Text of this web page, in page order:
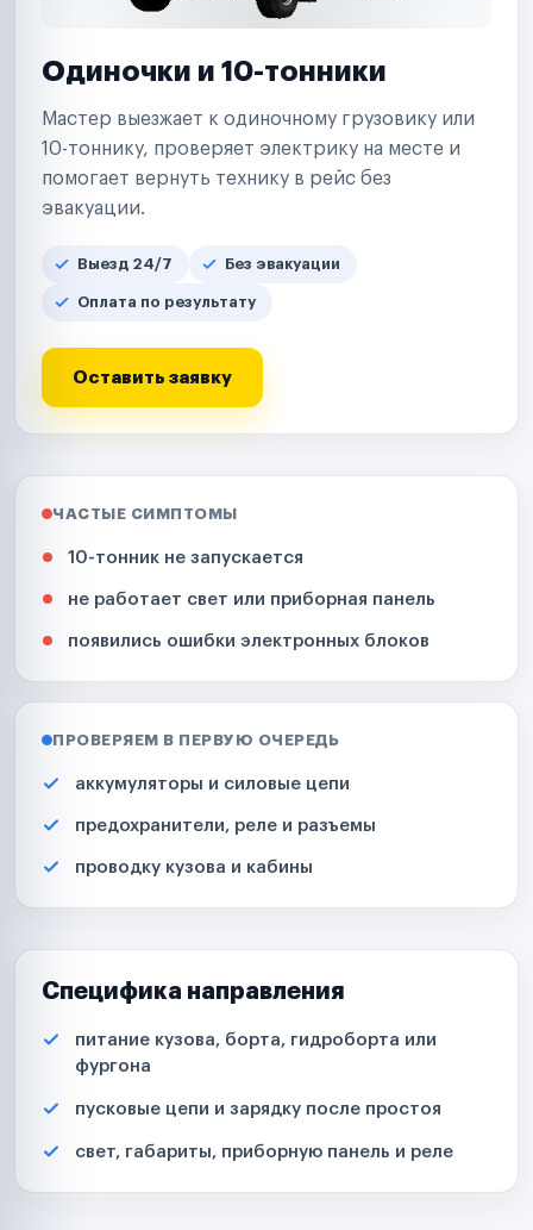
Одиночки и 10-тонники
Мастер выезжает к одиночному грузовику или
10-тоннику, проверяет электрику на месте и
помогает вернуть технику в рейс без
эвакуации.
Выезд 24/7 Без эвакуации
Оплата по результату
Оставить заявку
ЧАСТЫЕ СИМПТОМЫ
10-тонник не запускается
не работает свет или приборная панель
появились ошибки электронных блоков
ПРОВЕРЯЕМ В ПЕРВУЮ ОЧЕРЕДЬ
аккумуляторы и силовые цепи
предохранители, реле и разъемы
проводку кузова и кабины
Специфика направления
питание кузова, борта, гидроборта или
фургона
пусковые цепи и зарядку после простоя
свет, габариты, приборную панель и реле